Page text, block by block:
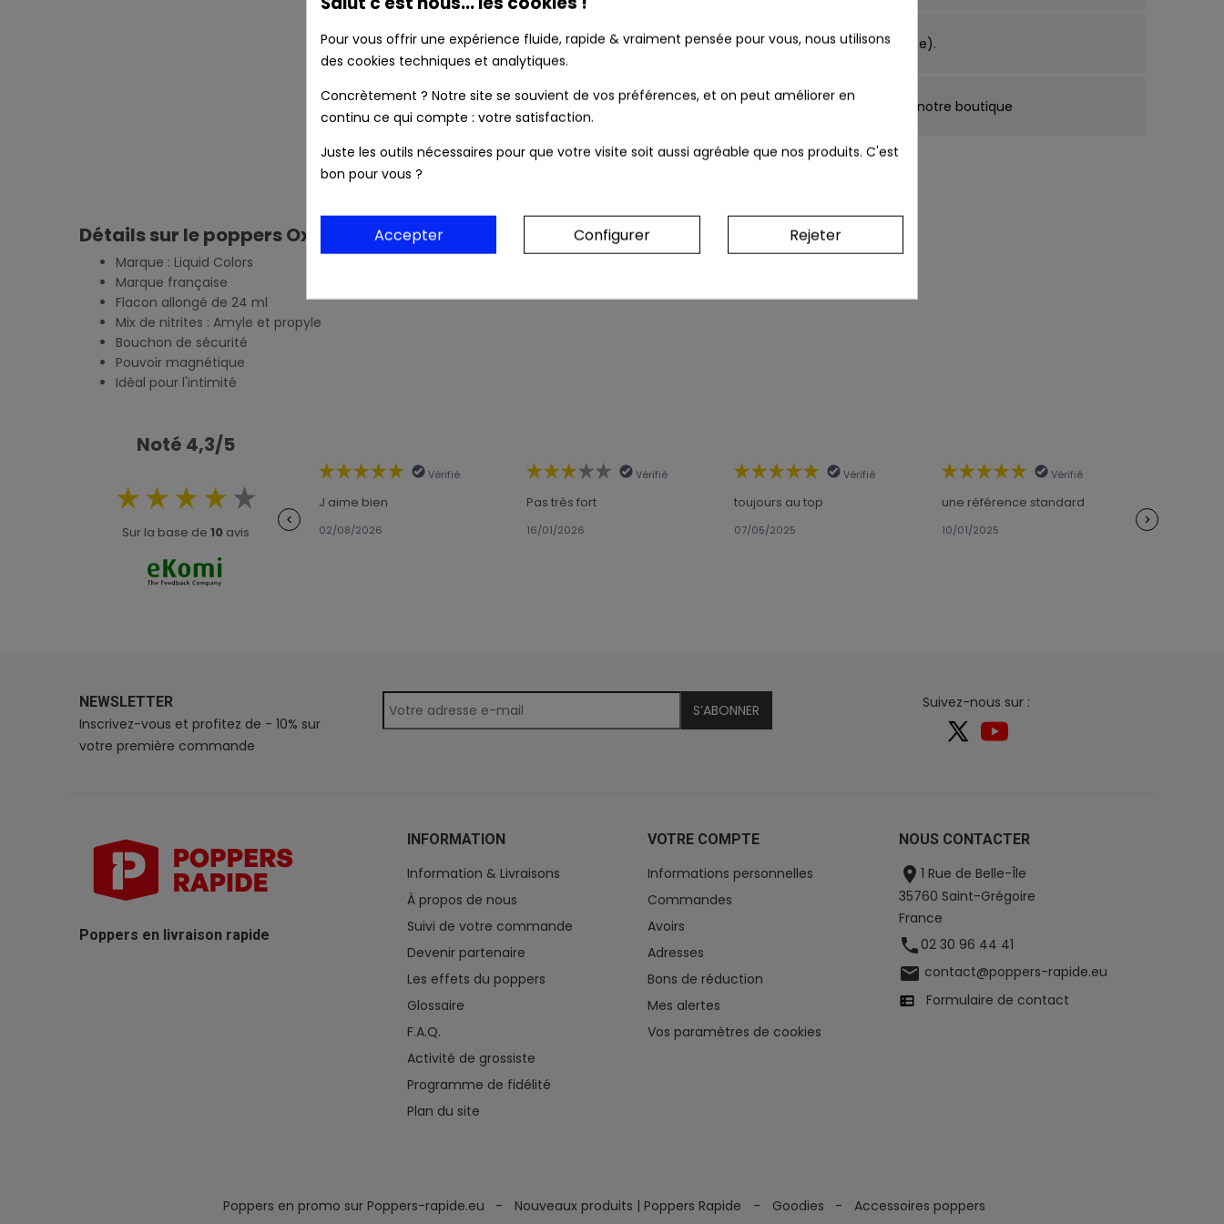
Frais de port OFFERTS dès 39 € (France métropolitaine).
Colis & relevé bancaire neutres. Aucune mention de notre boutique
Description
Détails sur le poppers Oxygen
Marque : Liquid Colors
Marque française
Flacon allongé de 24 ml
Mix de nitrites : Amyle et propyle
Bouchon de sécurité
Pouvoir magnétique
Idéal pour l'intimité
Noté 4,3/5
Sur la base de 10 avis
Vérifié
J aime bien
02/08/2026
Vérifié
Pas très fort
16/01/2026
Vérifié
toujours au top
07/05/2025
Vérifié
une référence standard
10/01/2025
< >
NEWSLETTER
Inscrivez-vous et profitez de - 10% sur
votre première commande
S’ABONNER Suivez-nous sur :
Poppers en livraison rapide
INFORMATION
Information & Livraisons
À propos de nous
Suivi de votre commande
Devenir partenaire
Les effets du poppers
Glossaire
F.A.Q.
Activité de grossiste
Programme de fidélité
Plan du site
VOTRE COMPTE
Informations personnelles
Commandes
Avoirs
Adresses
Bons de réduction
Mes alertes
Vos paramètres de cookies
NOUS CONTACTER
 1 Rue de Belle-Île
35760 Saint-Grégoire
France
 02 30 96 44 41
 contact@poppers-rapide.eu
Formulaire de contact
Poppers en promo sur Poppers-rapide.eu Nouveaux produits | Poppers Rapide Goodies Accessoires poppers
Pour vous offrir une expérience fluide, rapide & vraiment pensée pour vous, nous utilisons
des cookies techniques et analytiques.
Concrètement ? Notre site se souvient de vos préférences, et on peut améliorer en
continu ce qui compte : votre satisfaction.
Juste les outils nécessaires pour que votre visite soit aussi agréable que nos produits. C'est
bon pour vous ?
Accepter Configurer Rejeter